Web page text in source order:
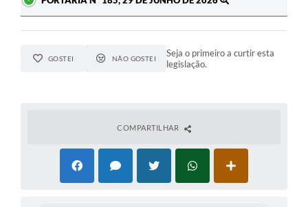
GOSTEI NÃO GOSTEI
Seja o primeiro a curtir esta
legislação.
COMPARTILHAR